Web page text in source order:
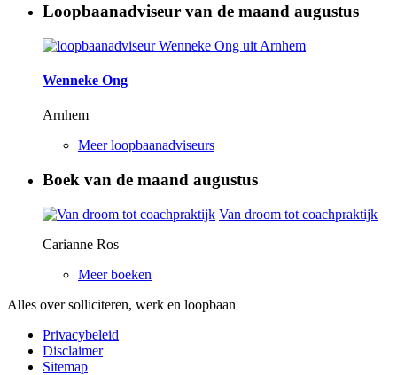
Loopbaanadviseur van de maand augustus
Wenneke Ong
Arnhem
Meer loopbaanadviseurs
Boek van de maand augustus
Van droom tot coachpraktijk
Carianne Ros
Meer boeken
Alles over solliciteren, werk en loopbaan
Privacybeleid
Disclaimer
Sitemap